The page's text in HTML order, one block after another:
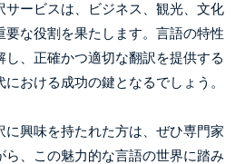
サービスは、ビジネス、観光、文化
要な役割を果たします。言語の特性
、正確かつ適切な翻訳を提供する
おける成功の鍵となるでしょう。
に興味を持たれた方は、ぜひ専門家
ら、この魅力的な言語の世界に踏み